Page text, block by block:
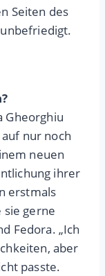
Seiten des
Gheorghiu
nur noch
neuen
ihrer
erstmals
sie gerne
Fedora. „Ich
aber
passte.